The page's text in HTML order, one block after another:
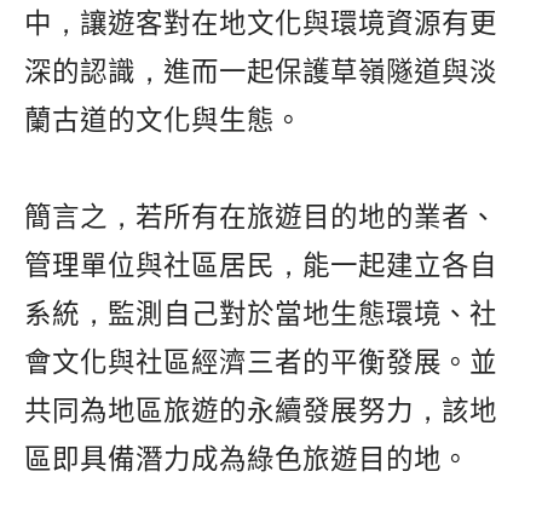
中，讓遊客對在地文化與環境資源有更
深的認識，進而一起保護草嶺隧道與淡
蘭古道的文化與生態。
簡言之，若所有在旅遊目的地的業者、
管理單位與社區居民，能一起建立各自
系統，監測自己對於當地生態環境、社
會文化與社區經濟三者的平衡發展。並
共同為地區旅遊的永續發展努力，該地
區即具備潛力成為綠色旅遊目的地。